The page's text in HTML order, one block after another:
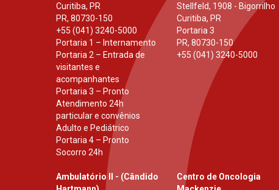
Curitiba, PR
PR, 80730-150
+55 (041) 3240-5000
Portaria 1 – Internamento
Portaria 2 – Entrada de
visitantes e
acompanhantes
Portaria 3 – Pronto
Atendimento 24h
particular e convênios
Adulto e Pediátrico
Portaria 4 – Pronto
Socorro 24h
Stellfeld, 1908 - Bigorrilho
Curitiba, PR
Portaria 3
PR,80730-150
+55 (041) 3240-5000
Ambulatório II - (Cândido
Centro de Oncologia